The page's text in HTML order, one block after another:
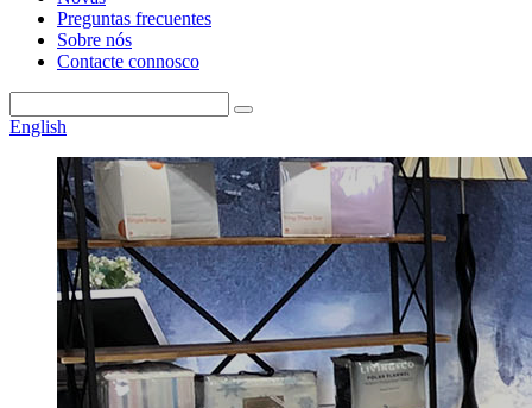
Preguntas frecuentes
Sobre nós
Contacte connosco
English